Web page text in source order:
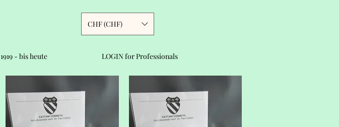
CHF (CHF)
1919 - bis heute LOGIN for Professionals